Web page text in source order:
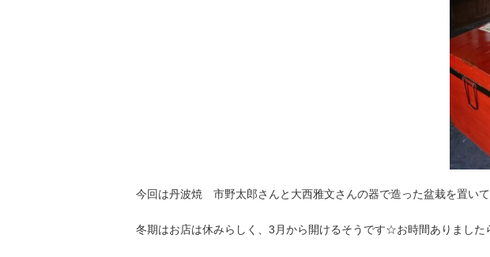
今回は丹波焼 市野太郎さんと大西雅文さんの器で造った盆栽を置い
冬期はお店は休みらしく、3月から開けるそうです☆お時間ありました